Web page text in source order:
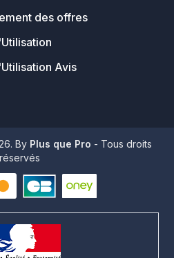
des offres
Avis
By Plus que Pro - Tous droits
réservés